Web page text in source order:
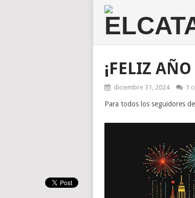
¡FELIZ
diciembre 31, 2024 1
Para todos los seguidores